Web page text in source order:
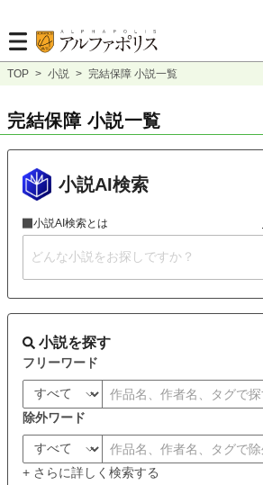
TOP > 小説 > 完結保障 小説一覧
完結保障 小説一覧
小説AI検索
小説AI検索とは
小説を探す
フリーワード
除外ワード
+ さらに詳しく検索する